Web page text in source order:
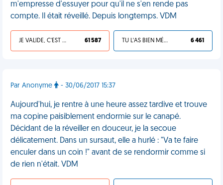
m'empresse d'essuyer pour qu'il ne s'en rende pas
compte. Il était réveillé. Depuis longtemps. VDM
JE VALIDE, C'EST UNE VDM 61 587 TU L'AS BIEN MÉRITÉ 6 461
Par Anonyme - 30/06/2017 15:37
Aujourd'hui, je rentre à une heure assez tardive et trouve
ma copine paisiblement endormie sur le canapé.
Décidant de la réveiller en douceur, je la secoue
délicatement. Dans un sursaut, elle a hurlé : "Va te faire
enculer dans un coin !" avant de se rendormir comme si
de rien n'était. VDM